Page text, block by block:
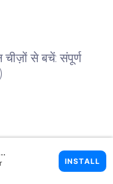
चीज़ों से बचें: संपूर्ण